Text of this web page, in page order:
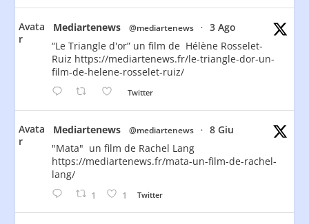
Avata
r
Mediartenews @mediartenews ·
3 Ago
“Le Triangle d'or” un film de Hélène Rosselet-
Ruiz https://mediartenews.fr/le-triangle-dor-un-
film-de-helene-rosselet-ruiz/
Twitter
Avata
r
Mediartenews @mediartenews ·
8 Giu
"Mata" un film de Rachel Lang
https://mediartenews.fr/mata-un-film-de-rachel-
lang/
1 1 Twitter